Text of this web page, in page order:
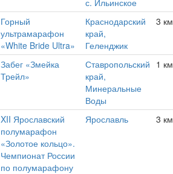
с. Ильинское
Горный
ультрамарафон
«White Bride Ultra»
Краснодарский
край,
Геленджик
3
Забег «Змейка
Трейл»
Ставропольский
край,
Минеральные
Воды
1
XII Ярославский
полумарафон
«Золотое кольцо».
Чемпионат России
по полумарафону
Ярославль 3 км